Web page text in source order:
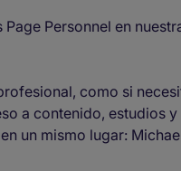
Personnel en
como si
a contenido, estudios y
un mismo lugar: